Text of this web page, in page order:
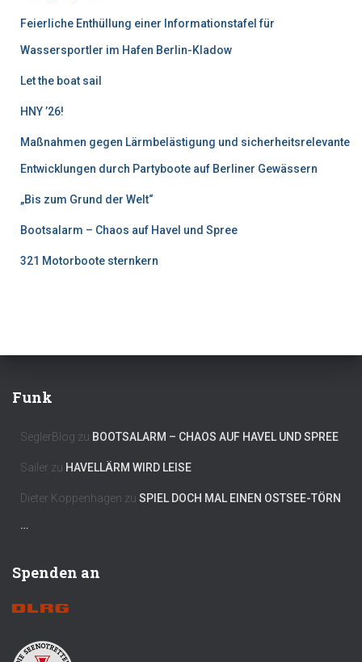
Feierliche Enthüllung einer Informationstafel für
Wassersportler im Hafen Berlin-Kladow
Let the boat sail
HNY ’26!
Maßnahmen gegen Lärmbelästigung und sicherheitsrelevante
Entwicklungen durch Partyboote auf Berliner Gewässern
„Bis zum Grund der Welt“
Bootsalarm – Chaos auf Havel und Spree
321 Motorboote sternkern
Funk
SeglerBlog zu BOOTSALARM – CHAOS AUF HAVEL UND SPREE
Sailer zu HAVELLÄRM WIRD LEISE
Dieter Koppenhagen zu SPIEL DOCH MAL EINEN OSTSEE-TÖRN
…
Spenden an